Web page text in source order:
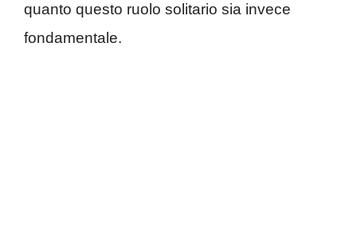
quanto questo ruolo solitario sia invece
fondamentale.